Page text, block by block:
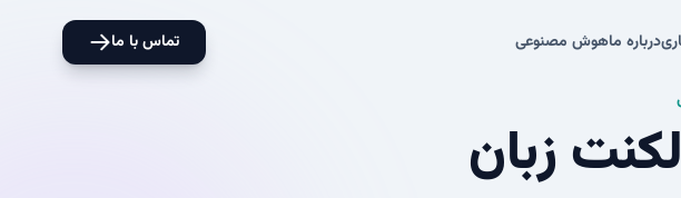
درباره ماهوش مصنوعی
تماس با ما
زبان